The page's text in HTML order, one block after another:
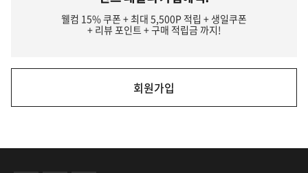
웰컴 15% 쿠폰 + 최대 5,500P 적립 + 생일쿠폰
+ 리뷰 포인트 + 구매 적립금 까지!
회원가입